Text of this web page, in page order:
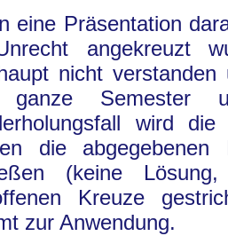
eine Präsentation
angekreuzt
nicht
ganze Semester
wird
die abgegebenen
(keine
Kreuze
zur Anwendung.